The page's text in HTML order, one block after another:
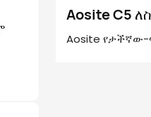
Aosite C5
Aosite የታችኛው-